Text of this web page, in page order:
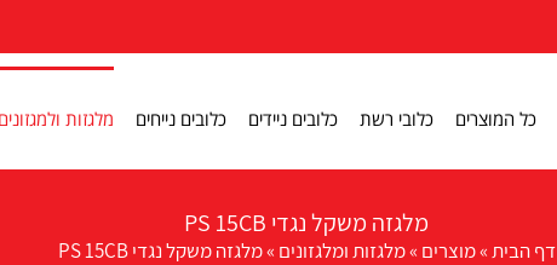
כל המוצרים כלובי רשת כלובים ניידים כלובים נייחים מלגזות ולמגזונים
מלגזה משקל נגדי PS 15CB
דף הבית»מוצרים »מלגזות ומלגזונים »מלגזה משקל נגדי PS 15CB